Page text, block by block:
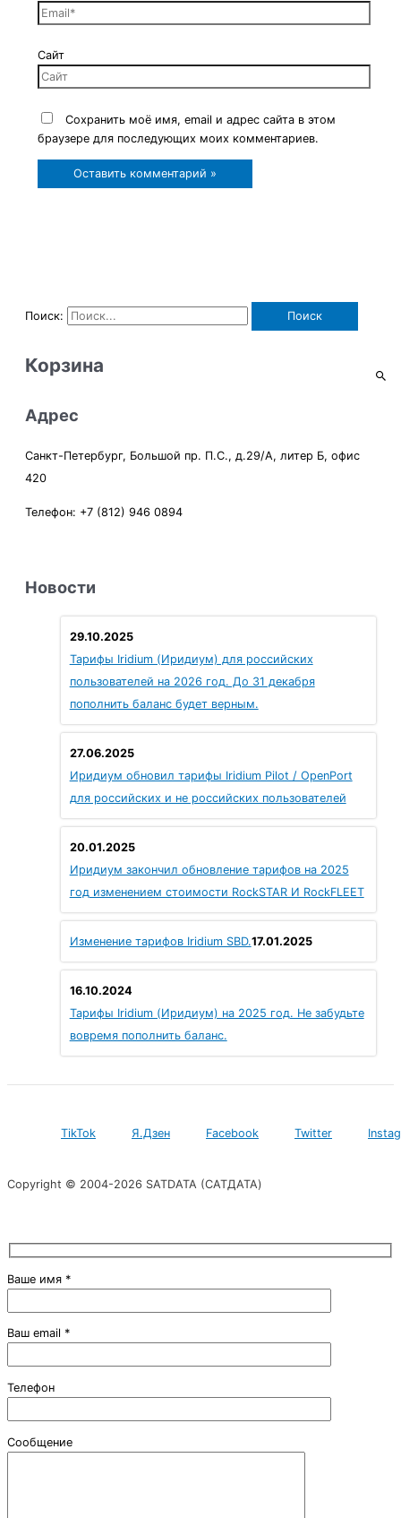
Сайт
Сохранить моё имя, email и адрес сайта в этом
браузере для последующих моих комментариев.
Поиск:
Корзина
Адрес
Санкт-Петербург, Большой пр. П.С., д.29/А, литер Б, офис
420
Телефон: +7 (812) 946 0894
Новости
Тарифы Iridium (Иридиум) для российских
пользователей на 2026 год. До 31 декабря
пополнить баланс будет верным.
29.10.2025
Иридиум обновил тарифы Iridium Pilot / OpenPort
для российских и не российских пользователей
27.06.2025
Иридиум закончил обновление тарифов на 2025
год изменением стоимости RockSTAR И RockFLEET
20.01.2025
Изменение тарифов Iridium SBD.17.01.2025
Тарифы Iridium (Иридиум) на 2025 год. Не забудьте
вовремя пополнить баланс.
16.10.2024
TikTok Я.Дзен Facebook Twitter
Copyright © 2004-2026 SATDATA (САТДАТА)
Ваше имя *
Ваш email *
Телефон
Сообщение